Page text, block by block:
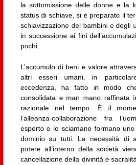
la sottomissione delle donne e la
status di schiave, si è preparato il
schiavizzazione dei bambini e degli
in successione ai fini
pochi.
L’accumulo di beni e valore
altri esseri umani, in
eccedenza, ha fatto in modo
consolidata e man mano raffinata
razionale nel tempo. È il
l’alleanza-collaborazione fra
esperto e lo sciamano formano
dominio su tutti. La necessità di
potere all’interno della società
cancellazione della divinità e